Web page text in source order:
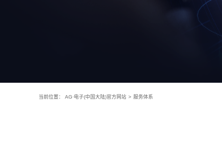
当前位置： AG·电子(中国大陆)官方网站 > 服务体系